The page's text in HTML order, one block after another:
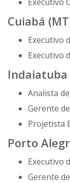
Cuiabá
Executivo
Executivo
Indaiatuba
Analista
Gerente
Projetista
Porto
Executivo
Gerente